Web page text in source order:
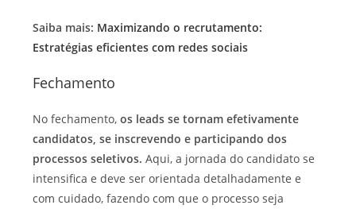
Saiba mais: Maximizando o recrutamento:
Estratégias eficientes com redes sociais
Fechamento
No fechamento,os leads se tornam efetivamente
candidatos, se inscrevendoe participando dos
processos seletivos. Aqui, a jornada do candidato se
intensifica e deve ser orientada detalhadamente e
com cuidado, fazendo com que o processo seja